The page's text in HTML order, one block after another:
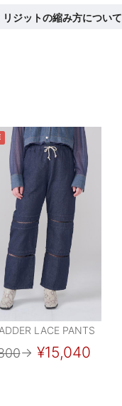
リジットの縮み方について
LACE PANTS
→ ¥15,040